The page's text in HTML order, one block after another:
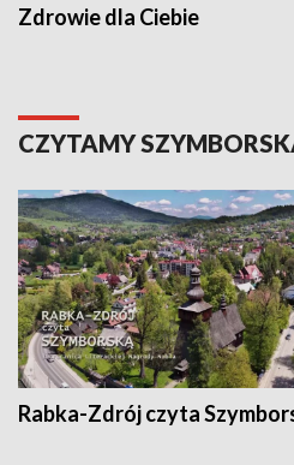
Zdrowie dla Ciebie
CZYTAMY
Rabka-Zdrój czyta